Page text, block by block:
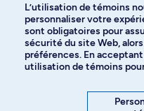
Langues
Facebook
L’utilisation de témoins
personnaliser votre
sont obligatoires pour
sécurité du site Web,
préférences. En
utilisation de témoins